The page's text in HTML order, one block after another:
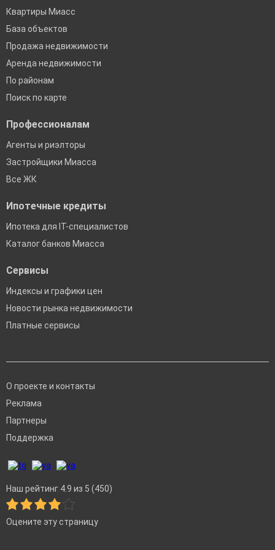
Квартиры Миасс
База объектов
Продажа недвижимости
Аренда недвижимости
По районам
Поиск по карте
Профессионалам
Агенты и риэлторы
Застройщики Миасса
Все ЖК
Ипотечные кредиты
Ипотека для IT-специалистов
Каталог банков Миасса
Сервисы
Индексы и графики цен
Новости рынка недвижимости
Платные сервисы
О проекте и контакты
Реклама
Партнеры
Поддержка
Наш рейтинг 4.9 из 5 (450)
Оцените эту страницу